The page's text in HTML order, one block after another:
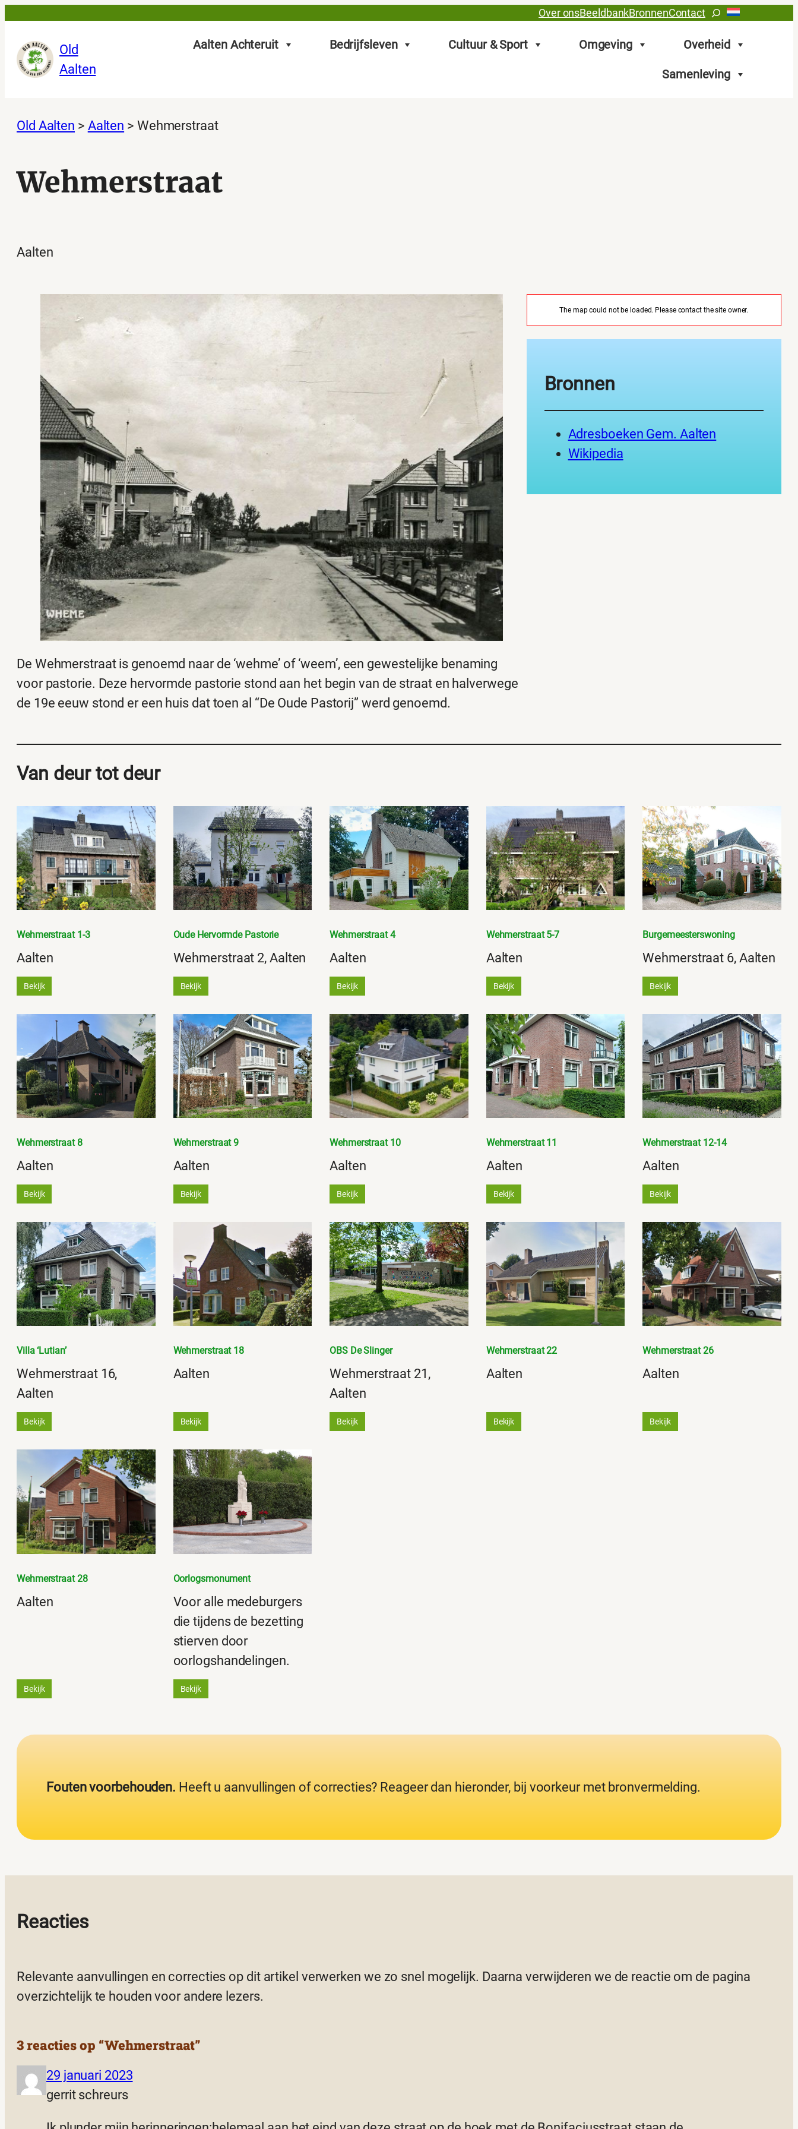
de
inhoud
Over onsBeeldbankBronnenContactZoeken
Old
Aalten
Aalten Achteruit Bedrijfsleven Cultuur & Sport Omgeving Overheid
Samenleving
Old Aalten > Aalten > Wehmerstraat
Wehmerstraat
Aalten
De Wehmerstraat is genoemd naar de ‘wehme’ of ‘weem’, een gewestelijke benaming
voor pastorie. Deze hervormde pastorie stond aan het begin van de straat en halverwege
de 19e eeuw stond er een huis dat toen al “De Oude Pastorij” werd genoemd.
The map could not be loaded. Please contact the site owner.
Bronnen
Adresboeken Gem. Aalten
Wikipedia
Van deur tot deur
Wehmerstraat 1-3
Aalten
Bekijk
Oude Hervormde Pastorie
Wehmerstraat 2, Aalten
Bekijk
Wehmerstraat 4
Aalten
Bekijk
Wehmerstraat 5-7
Aalten
Bekijk
Burgemeesterswoning
Wehmerstraat 6, Aalten
Bekijk
Wehmerstraat 8
Aalten
Bekijk
Wehmerstraat 9
Aalten
Bekijk
Wehmerstraat 10
Aalten
Bekijk
Wehmerstraat 11
Aalten
Bekijk
Wehmerstraat 12-14
Aalten
Bekijk
Villa ‘Lutian’
Wehmerstraat 16,
Aalten
Bekijk
Wehmerstraat 18
Aalten
Bekijk
OBS De Slinger
Wehmerstraat 21,
Aalten
Bekijk
Wehmerstraat 22
Aalten
Bekijk
Wehmerstraat 26
Aalten
Bekijk
Wehmerstraat 28
Aalten
Bekijk
Oorlogsmonument
Voor alle medeburgers
die tijdens de bezetting
stierven door
oorlogshandelingen.
Bekijk
Fouten voorbehouden. Heeft u aanvullingen of correcties? Reageer dan hieronder, bij voorkeur met bronvermelding.
Reacties
Relevante aanvullingen en correcties op dit artikel verwerken we zo snel mogelijk. Daarna verwijderen we de reactie om de pagina
overzichtelijk te houden voor andere lezers.
3 reacties op “Wehmerstraat”
29 januari 2023
gerrit schreurs